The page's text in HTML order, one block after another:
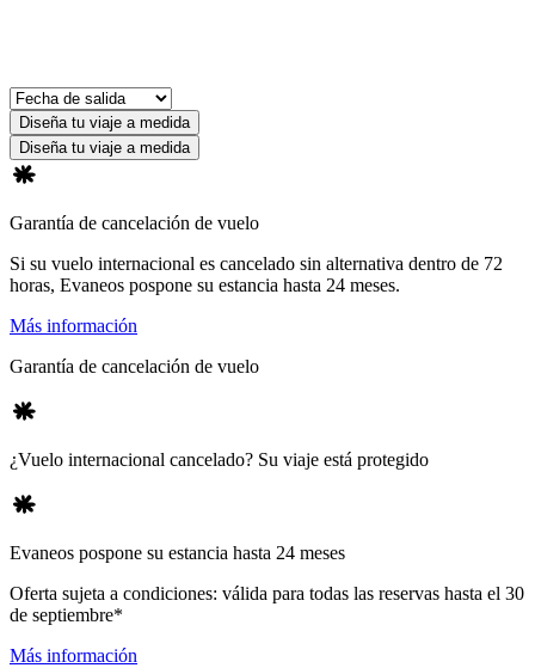
Diseña tu viaje a medida
Diseña tu viaje a medida
Garantía de cancelación de vuelo
Si su vuelo internacional es cancelado sin alternativa dentro de 72
horas, Evaneos pospone su estancia hasta 24 meses.
Más información
Garantía de cancelación de vuelo
¿Vuelo internacional cancelado? Su viaje está protegido
Evaneos pospone su estancia hasta 24 meses
Oferta sujeta a condiciones: válida para todas las reservas hasta el 30
de septiembre*
Más información